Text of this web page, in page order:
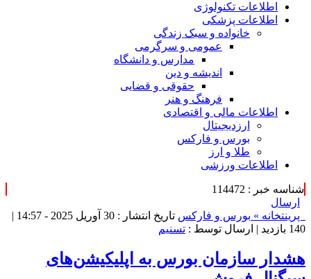
اطلاعات تکنولوژی
اطلاعات پزشکی
خانواده و سبک زندگی
عمومی و سرگرمی
مدارس و دانشگاه
اندیشه و دین
حقوقی و قضایی
فرهنگ و هنر
اطلاعات مالی و اقتصادی
ارزدیجیتال
بورس و فارکس
طلا و ارز
اطلاعات ورزشی
شناسه خبر : 114472
ارسال
پرینتخانه » بورس و فارکس تاریخ انتشار : 30 آوریل 2025 - 14:57 |
140 بازدید
| ارسال توسط : تسنیم
هشدار سازمان بورس به اپلیکیشن‌های